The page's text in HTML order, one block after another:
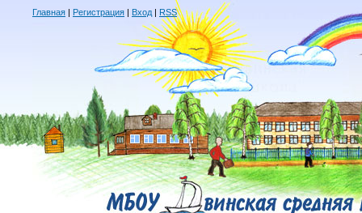
Главная | Регистрация | Вход | RSS